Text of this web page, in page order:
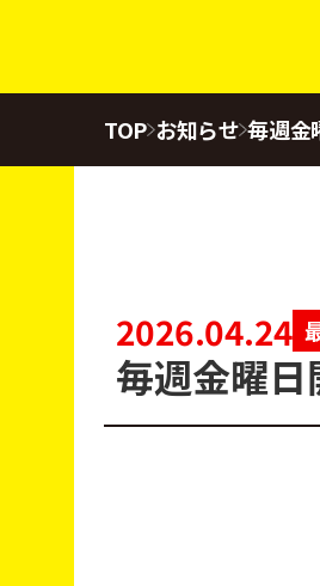
TOP お知らせ 毎週金
2026.04.24
毎週金曜日